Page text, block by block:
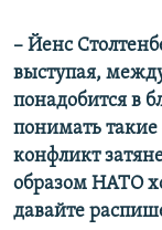
– Йенс
выступая,
понадобится в
понимать такие
конфликт
образом НАТО
давайте